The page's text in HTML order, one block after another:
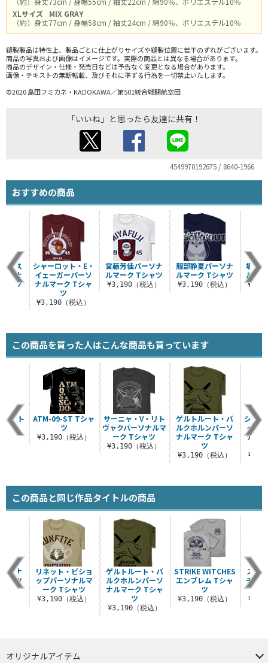
XLサイズ
MIX GRAY
（約）身丈77cm / 身幅58cm / 袖丈24cm / 綿90％、ポリエステル10％
縫製製品は特性上、製品ごとに仕上がりサイズや縫製位置に若干のずれがございます。
商品の写真および画像はイメージです。実際の商品とは異なる場合があります。
商品のデザイン・仕様・発売日などは予告なく変更となる場合があります。
画像・テキストの無断転載、及びそれに準ずる行為を一切禁止いたします。
©2020 島田フミカネ・KADOKAWA／第501統合戦闘航空団
「いいね」と思ったら友達に共有！
4549970192675 / 8640-1966
おすすめの商品
宮藤芳佳パーソナ
ルマーク Tシャツ
¥3,190（税込）
服部静夏パーソナ
ルマーク Tシャツ
¥3,190（税込）
坂本
ルマ
ロス
ソナ
ャツ
シャーロット・E・
イェーガーパーソ
ナルマーク Tシャ
ツ
¥3,190（税込）
この商品を買った人はこんな商品も買っています
サーニャ・V・リト
ヴャクパーソナルマ
ーク Tシャツ
¥3,190（税込）
ゲルトルート・バ
ルクホルンパーソ
ナルマーク Tシャ
ツ
¥3,190（税込）
シャー
イェ
ナル
リント
込）
ATM-09-ST Tシャ
ツ
¥3,190（税込）
この商品と同じ作品タイトルの商品
ゲルトルート・バ
ルクホルンパーソ
ナルマーク Tシャ
ツ
¥3,190（税込）
STRIKE WITCHES
エンブレム Tシャ
ツ
¥3,190（税込）
スト
チー
ソナ
ャツ
込）
リネット・ビショ
ップパーソナルマ
ーク Tシャツ
¥3,190（税込）
オリジナルアイテム